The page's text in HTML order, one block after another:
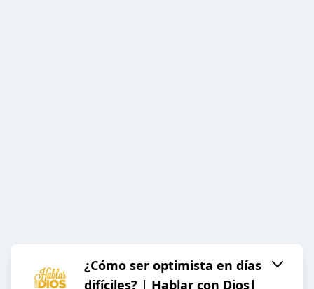
¿Cómo ser optimista en días
difíciles? | Hablar con Dios|